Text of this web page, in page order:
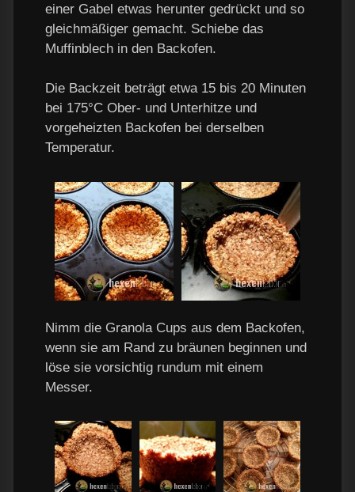
einer Gabel etwas herunter gedrückt und so
gleichmäßiger gemacht. Schiebe das
Muffinblech in den Backofen.
Die Backzeit beträgt etwa 15 bis 20 Minuten
bei 175°C Ober- und Unterhitze und
vorgeheizten Backofen bei derselben
Temperatur.
Nimm die Granola Cups aus dem Backofen,
wenn sie am Rand zu bräunen beginnen und
löse sie vorsichtig rundum mit einem
Messer.